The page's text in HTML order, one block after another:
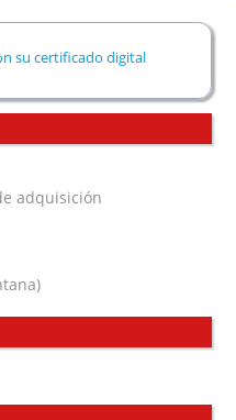
su certificado digital
adquisición